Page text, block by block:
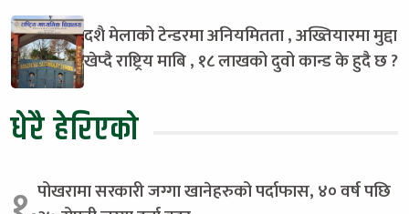
दशै मेलाको टेन्डरमा अनियमितता , अख्तियारमा मुद्दा
खेप्दै राष्ट्रिय माबि , १८ लाखको दुवो कान्ड के हुदै छ ?
धेरै हेरिएको
पोखरामा सरकारी जग्गा खानेहरुको पर्दाफास, ४० वर्ष पछि